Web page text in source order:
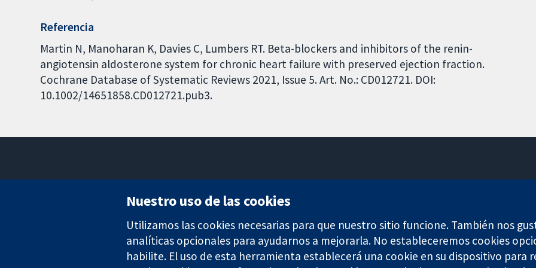
Referencia
Martin N, Manoharan K, Davies C, Lumbers RT. Beta-blockers and inhibitors of the renin-
angiotensin aldosterone system for chronic heart failure with preserved ejection fraction.
Cochrane Database of Systematic Reviews 2021, Issue 5. Art. No.: CD012721. DOI:
10.1002/14651858.CD012721.pub3.
Londres
Reino Unido
Nuestro uso de las cookies
Utilizamos las cookies necesarias para que nuestro sitio funcione. También nos
analíticas opcionales para ayudarnos a mejorarla. No estableceremos cookies
habilite. El uso de esta herramienta establecerá una cookie en su dispositivo para